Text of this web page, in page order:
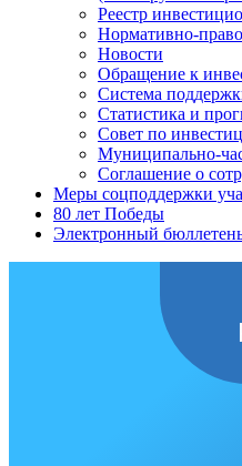
Реестр
Нормативно-
Новости
Обращение к
Система
Статистика и
Совет по
Муниципально-
Соглашение о
Меры соцподдержки
80 лет Победы
Электронный